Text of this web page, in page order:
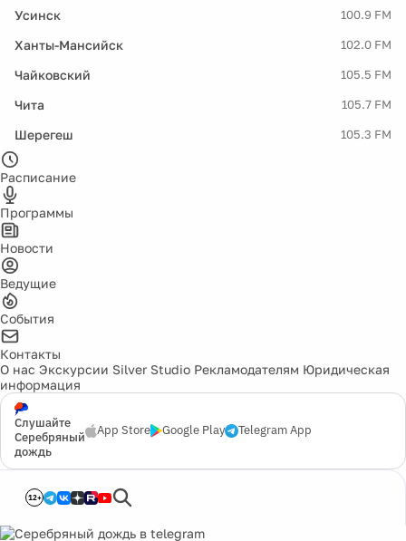
Усинск 100.9 FM
Ханты-Мансийск 102.0 FM
Чайковский 105.5 FM
Чита 105.7 FM
Шерегеш 105.3 FM
Расписание
Программы
Новости
Ведущие
События
Контакты
О нас Экскурсии Silver Studio Рекламодателям Юридическая
информация
Слушайте
Серебряный
дождь
App Store Google Play Telegram App
12+